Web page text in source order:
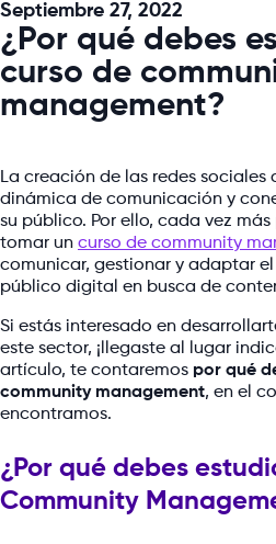
Septiembre 27, 2022
¿Por qué debes
curso de
management?
La creación de las redes
dinámica de comunicación y
su público. Por ello, cada vez
tomar un curso de community
comunicar, gestionar y adaptar
público digital en busca de
Si estás interesado en
este sector, ¡llegaste al lugar
artículo, te contaremos por qué
community management, en el
encontramos.
¿Por qué debes
Community